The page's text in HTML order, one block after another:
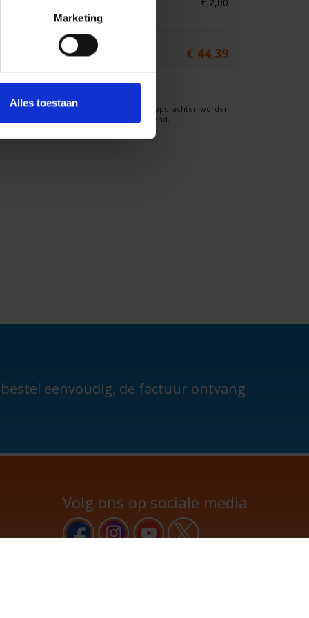
Marketing
Alles toestaan
Bruto prijs* € 44,39
De rekening volgt achteraf per E-Mail.
Bij het gelijktijdig plaatsen van meerdere opdrachten worden
de transportkosten maar één keer berekend.
eenvoudig, de factuur ontvang
Volg ons op sociale media